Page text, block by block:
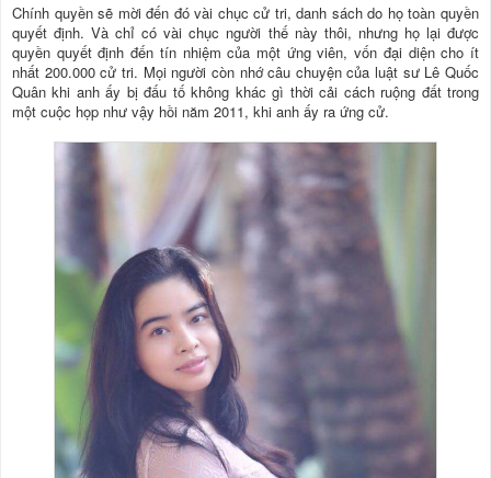
Chính quyền sẽ mời đến đó vài chục cử tri, danh sách do họ toàn quyền
quyết định. Và chỉ có vài chục người thế này thôi, nhưng họ lại được
quyền quyết định đến tín nhiệm của một ứng viên, vốn đại diện cho ít
nhất 200.000 cử tri. Mọi người còn nhớ câu chuyện của luật sư Lê Quốc
Quân khi anh ấy bị đấu tố không khác gì thời cải cách ruộng đất trong
một cuộc họp như vậy hồi năm 2011, khi anh ấy ra ứng cử.